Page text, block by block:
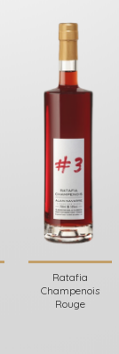
Ratafia
Champenois
Rouge